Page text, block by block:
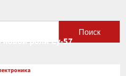
Поиск
роли Су-57